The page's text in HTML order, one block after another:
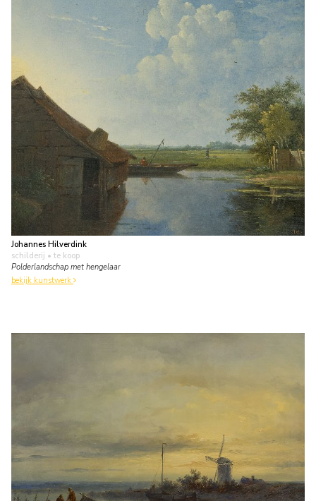
Johannes Hilverdink
schilderij • te koop
Polderlandschap met hengelaar
bekijk kunstwerk